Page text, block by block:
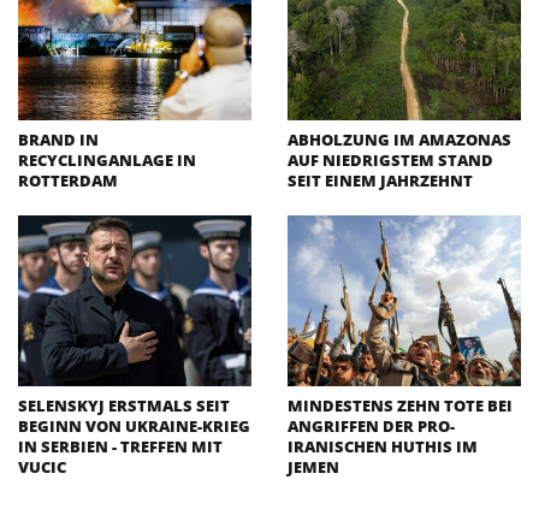
BRAND IN
RECYCLINGANLAGE IN
ROTTERDAM
ABHOLZUNG IM AMAZONAS
AUF NIEDRIGSTEM STAND
SEIT EINEM JAHRZEHNT
SELENSKYJ ERSTMALS SEIT
BEGINN VON UKRAINE-KRIEG
IN SERBIEN - TREFFEN MIT
VUCIC
MINDESTENS ZEHN TOTE BEI
ANGRIFFEN DER PRO-
IRANISCHEN HUTHIS IM
JEMEN